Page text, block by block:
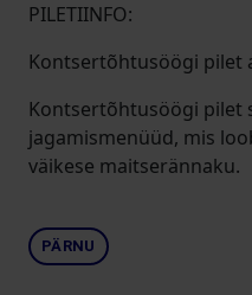
PILETIINFO:
Kontsertõhtusöögi pilet
Kontsertõhtusöögi pilet
jagamismenüüd, mis
väikese maitserännaku.
PÄRNU